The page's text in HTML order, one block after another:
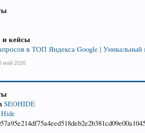
кейсы
в ТОП Яндекса Google | Уникальный
май 2026
SEOHIDE